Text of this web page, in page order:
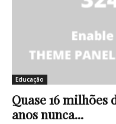
Educação
Quase 16 milhões
anos nunca...